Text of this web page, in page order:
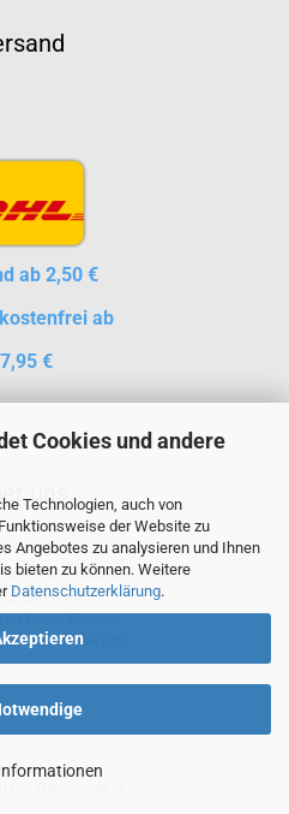
Cookies und andere
Technologien, auch von
der Website zu
Angebotes zu analysieren und Ihnen
bieten zu können. Weitere
Datenschutzerklärung.
ab 2,50 €
ab
€
uns
auf Märkten
zu fairen Preisen
Gewürze